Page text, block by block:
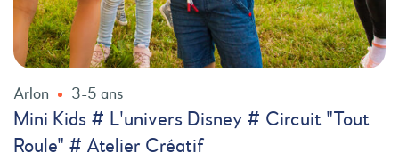
Arlon 3-5 ans
Mini Kids # L'univers Disney # Circuit "Tout
Roule" # Atelier Créatif